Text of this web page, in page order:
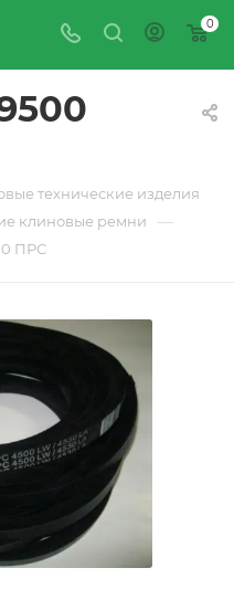
0
технические изделия
клиновые ремни —
ПРС